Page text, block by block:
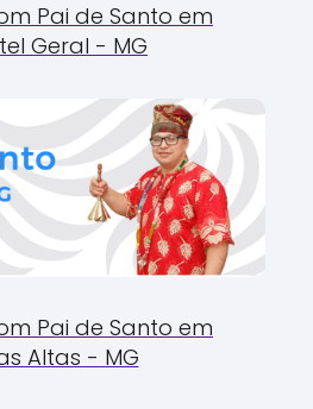
Pai de Santo em
Geral - MG
Pai de Santo em
Altas - MG